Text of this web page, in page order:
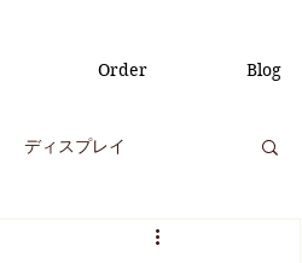
Order Blog
ディスプレイ